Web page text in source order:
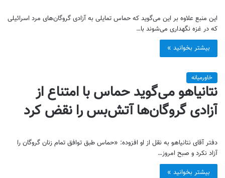
این منبع علاوه بر این می‌گوید که حماس تمایلی به آزادی گروگان‌های مرد اسرائیلی
که در غزه نگهداری می‌شوند با…
بیشتر بخوانید »
خاورمیانه
نتانیاهو می‌گوید حماس با امتناع از
آزادی گروگان‌ها آتش‌بس را نقض کرد
دفتر آقای نتانیاهو به نقل از او افزوده: «حماس طبق توافق تمام زنان گروگان را
آزاد نکرد و صبح امروز…
بیشتر بخوانید »